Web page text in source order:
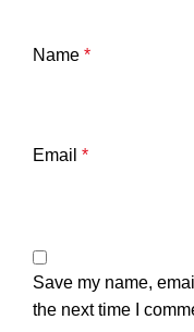
Name *
Email *
Save my name,
the next time I